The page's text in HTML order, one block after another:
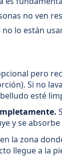
no ven
lo están
pero
Si no
esté
y se absorbe
en la zona
llegue a la